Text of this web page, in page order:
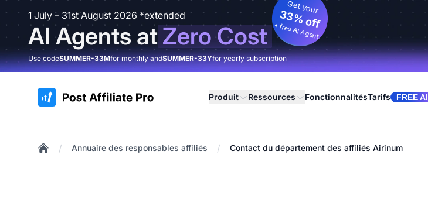
1 July – 31st August 2026 *extended
AI Agents atZero Cost
Get your
33% off
+ free AI Agent
Use codeSUMMER-33Mfor monthly andSUMMER-33Yfor yearly subscription
:site.title Produit Ressources FonctionnalitésTarifs FREE AI
/ Annuaire des responsables affiliés / Contact du département des affiliés Airinum